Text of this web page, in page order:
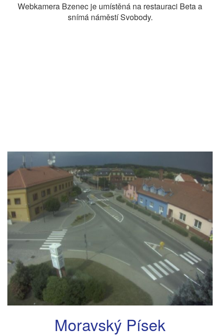
Webkamera Bzenec je umístěná na restauraci Beta a
snímá náměstí Svobody.
Moravský Písek